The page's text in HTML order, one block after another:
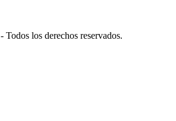
- Todos los derechos reservados.